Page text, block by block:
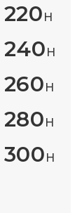
220 H
240 H
260 H
280 H
300 H